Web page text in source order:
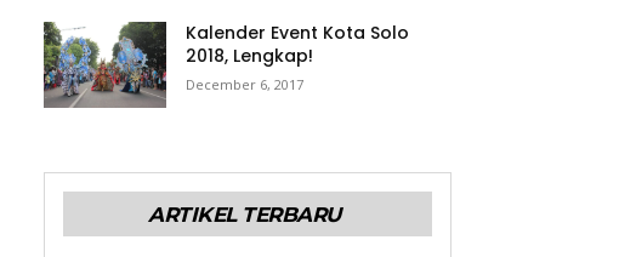
Kalender Event Kota Solo
2018, Lengkap!
December 6, 2017
ARTIKEL TERBARU